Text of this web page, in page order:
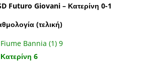
Futuro Giovani – Κατερίνη 0-1
(τελική)
Fiume Bannia (1) 9
Κατερίνη 6